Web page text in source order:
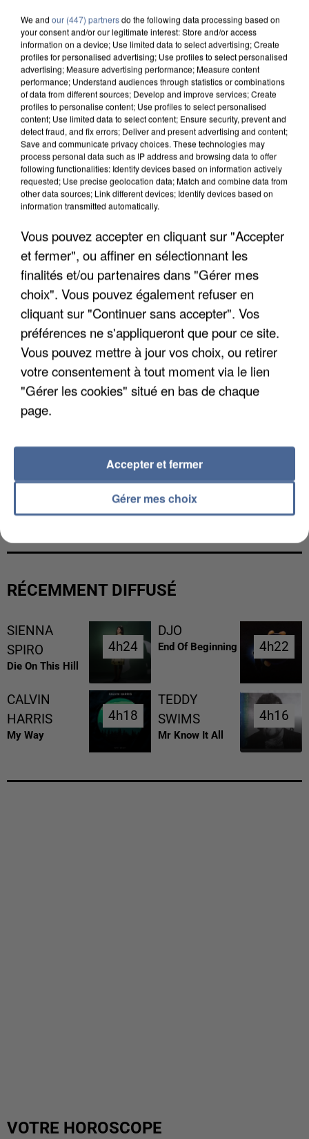
UN SECOND CADRE DE LA DZ MAFIA
INTERPELLÉ EN ALGÉRIE
UNE TOURISTE DE L’OISE EMPORTÉE PAR UNE
COULÉE DE BOUE EN HAUTE-SAVOIE
RÉCEMMENT DIFFUSÉ
SIENNA
SPIRO
Die On This Hill
4h24
4h24
DJO
End Of Beginning 4h22
4h22
CALVIN
HARRIS
My Way
4h18
4h18
TEDDY
SWIMS
Mr Know It All
4h16
4h16
VOTRE HOROSCOPE
We and our (447) partnersdo the following data processing based on
your consent and/or our legitimate interest: Store and/or access
information on a device; Use limited data to select advertising; Create
profiles for personalised advertising; Use profiles to select personalised
advertising; Measure advertising performance; Measure content
performance; Understand audiences through statistics or combinations
of data from different sources; Develop and improve services; Create
profiles to personalise content; Use profiles to select personalised
content; Use limited data to select content; Ensure security, prevent and
detect fraud, and fix errors; Deliver and present advertising and content;
Save and communicate privacy choices. These technologies may
process personal data such as IP address and browsing data to offer
following functionalities: Identify devices based on information actively
requested; Use precise geolocation data; Match and combine data from
other data sources; Link different devices; Identify devices based on
information transmitted automatically.
Vous pouvez accepter en cliquant sur "Accepter
et fermer", ou affiner en sélectionnant les
finalités et/ou partenaires dans "Gérer mes
choix". Vous pouvez également refuser en
cliquant sur "Continuer sans accepter". Vos
préférences ne s'appliqueront que pour ce site.
Vous pouvez mettre à jour vos choix, ou retirer
votre consentement à tout moment via le lien
"Gérer les cookies" situé en bas de chaque
page.
Gérer mes choix
Accepter et fermer